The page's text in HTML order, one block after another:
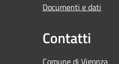
Documenti e dati
Contatti
Comune di Vigonza